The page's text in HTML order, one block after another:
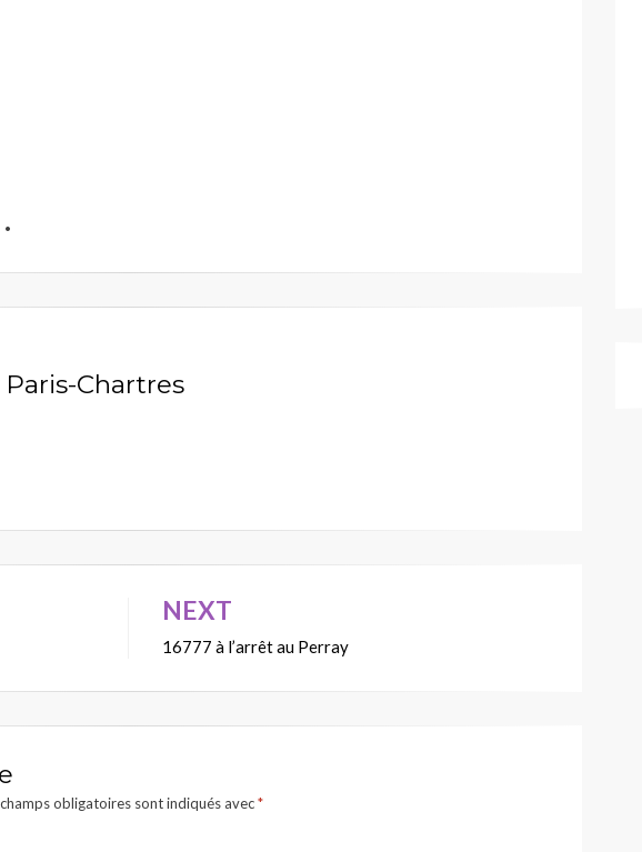
Paris-Chartres
NEXT
16777 à l’arrêt au Perray
obligatoires sont indiqués avec*